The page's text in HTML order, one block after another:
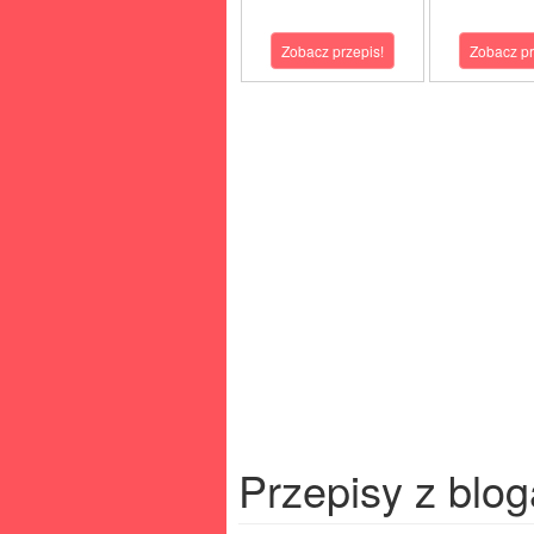
Zobacz przepis! Zobacz
Przepisy z